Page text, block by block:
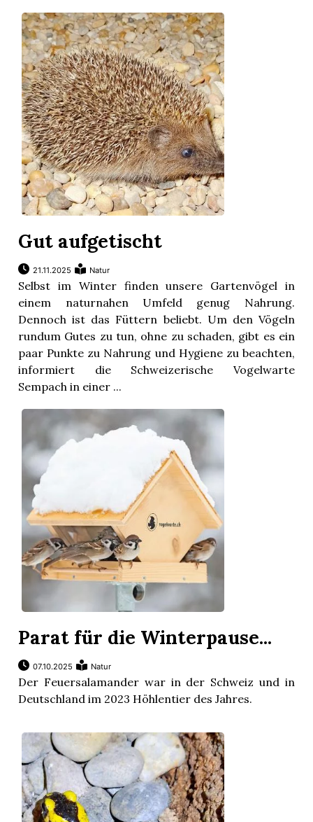
Gut aufgetischt
21.11.2025 Natur
Selbst im Winter finden unsere Gartenvögel in
einem naturnahen Umfeld genug Nahrung.
Dennoch ist das Füttern beliebt. Um den Vögeln
rundum Gutes zu tun, ohne zu schaden, gibt es ein
paar Punkte zu Nahrung und Hygiene zu beachten,
informiert die Schweizerische Vogelwarte
Sempach in einer ...
Parat für die Winterpause...
07.10.2025 Natur
Der Feuersalamander war in der Schweiz und in
Deutschland im 2023 Höhlentier des Jahres.